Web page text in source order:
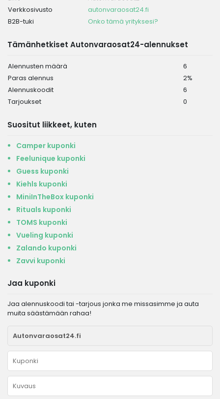
Verkkosivusto
autonvaraosat24.fi
B2B-tuki
Onko tämä yrityksesi?
Tämänhetkiset Autonvaraosat24-alennukset
Alennusten määrä
6
Paras alennus
2%
Alennuskoodit
6
Tarjoukset
0
Suositut liikkeet, kuten
Camper kuponki
Feelunique kuponki
Guess kuponki
Kiehls kuponki
MiniInTheBox kuponki
Rituals kuponki
TOMS kuponki
Vueling kuponki
Zalando kuponki
Zavvi kuponki
Jaa kuponki
Jaa alennuskoodi tai -tarjous jonka me missasimme ja auta
muita säästämään rahaa!